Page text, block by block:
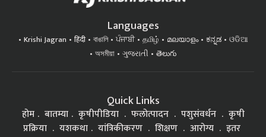
Languages
Krishi Jagran हिंदी বাঙালি ਪੰਜਾਬੀ தமிழ் മലയാളം ಕನ್ನಡ
ଓଡିଆ
অসমীয়া
ગુજરાતી తెలుగు
Quick Links
होम बातम्या कृषीपीडिया फलोत्पादन पशुसंवर्धन
कृषी
प्रक्रिया
यशकथा यांत्रिकीकरण शिक्षण आरोग्य इतर